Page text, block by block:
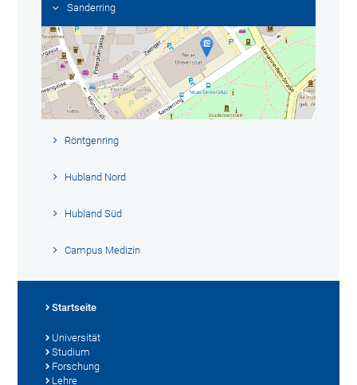
Sanderring
Röntgenring
Hubland Nord
Hubland Süd
Campus Medizin
Startseite
Universität
Studium
Forschung
Lehre